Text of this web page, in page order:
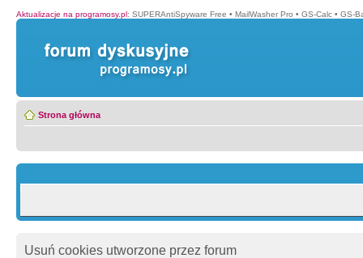
Aktualizacje na programosy.pl: SUPERAntiSpyware Free • MailWasher Pro • GS-Calc • GS-
Strona główna
Usuń cookies utworzone przez forum